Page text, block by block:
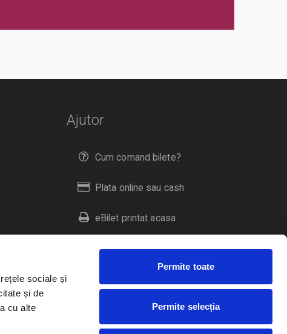
sociale și
și de
cu alte
Permite toate
Permite selecția
Ajutor
Cum comand bilete?
Plata online sau cash
eBilet printat acasa
Livrare prin curier
Duplicare bilete